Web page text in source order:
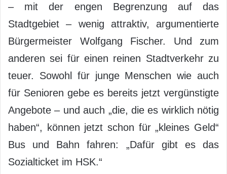
– mit der engen Begrenzung auf das
Stadtgebiet – wenig attraktiv, argumentierte
Bürgermeister Wolfgang Fischer. Und zum
anderen sei für einen reinen Stadtverkehr zu
teuer. Sowohl für junge Menschen wie auch
für Senioren gebe es bereits jetzt vergünstigte
Angebote – und auch „die, die es wirklich nötig
haben“, können jetzt schon für „kleines Geld“
Bus und Bahn fahren: „Dafür gibt es das
Sozialticket im HSK.“